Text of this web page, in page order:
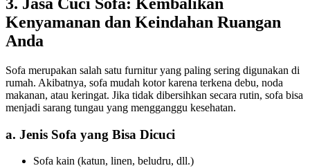
Kenyamanan dan Keindahan Ruangan
Anda
Sofa merupakan salah satu furnitur yang paling sering digunakan di
rumah. Akibatnya, sofa mudah kotor karena terkena debu, noda
makanan, atau keringat. Jika tidak dibersihkan secara rutin, sofa bisa
menjadi sarang tungau yang mengganggu kesehatan.
a. Jenis Sofa yang Bisa Dicuci
Sofa kain (katun, linen, beludru, dll.)